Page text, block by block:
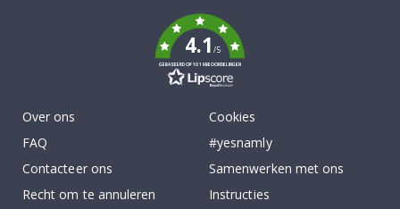
4.1/5
GEBASEERD OP 1019 BEOORDELINGEN
Over ons
FAQ
Contacteer ons
Recht om te annuleren
Cookies
#yesnamly
Samenwerken met ons
Instructies